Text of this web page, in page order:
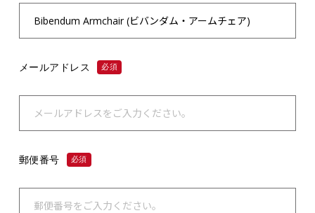
メールアドレス 必須
郵便番号 必須